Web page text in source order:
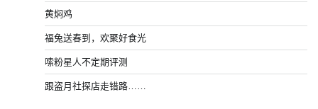
黄焖鸡
福兔送春到，欢聚好食光
嗦粉星人不定期评测
跟盗月社探店走错路……